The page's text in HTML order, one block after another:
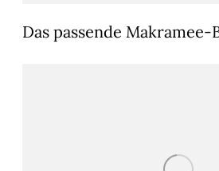
Das passende